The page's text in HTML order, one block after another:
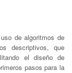
de algoritmos de
descriptivos, que
el diseño de
pasos para la